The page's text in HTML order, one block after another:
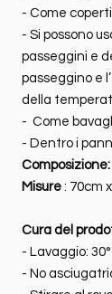
- Come
- Si possono
passeggini e
passeggino e
della
- Come
- Dentro i
Composizione:
Misure : 70cm
Cura del
- Lavaggio: 30°
- No